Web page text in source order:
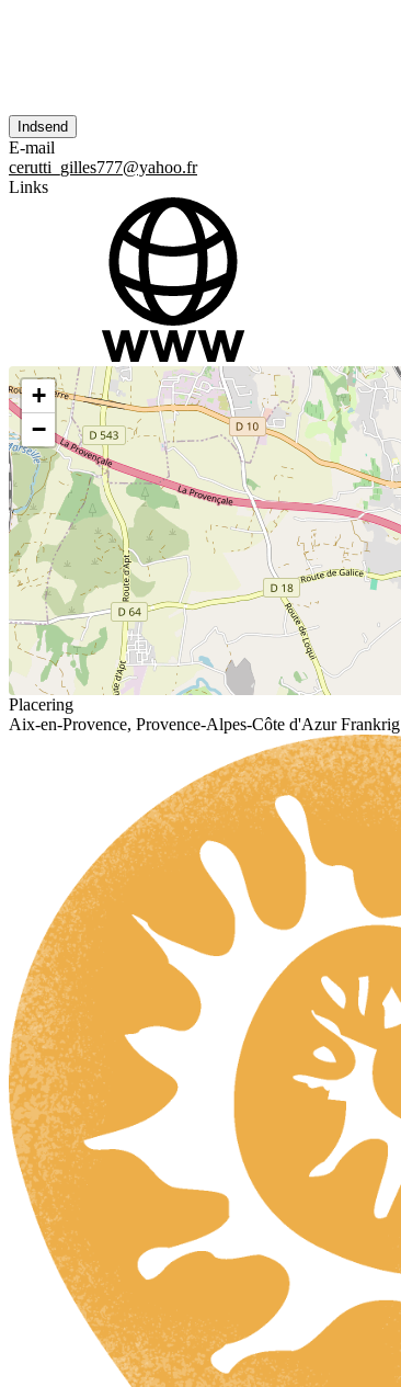
E-mail
cerutti_gilles777@yahoo.fr
Links
+
−
Placering
Aix-en-Provence, Provence-Alpes-Côte d'Azur Frankrig
ZH
HR